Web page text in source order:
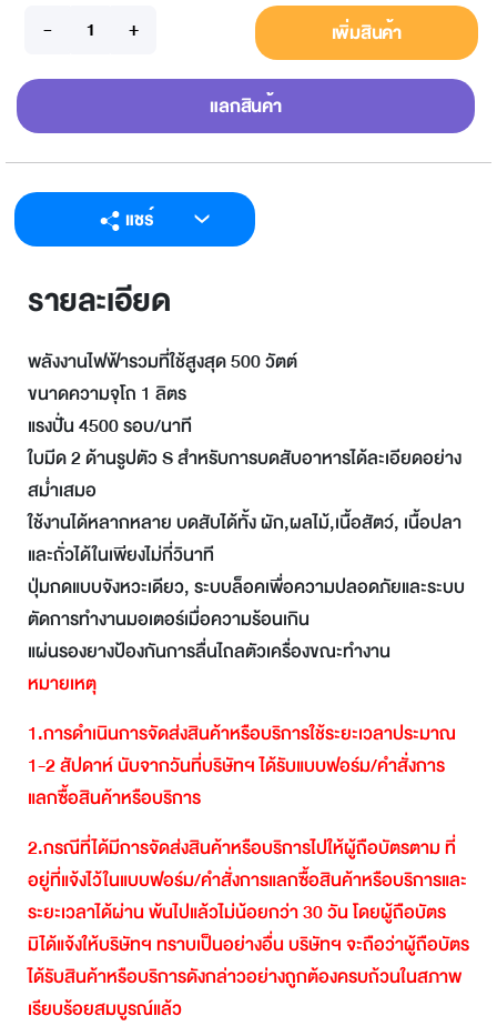
เพิ่มสินค้า
แลกสินค้า
แชร์
Facebook
Email
รายละเอียด
พลังงานไฟฟ้ารวมที่ใช้สูงสุด 500 วัตต์
ขนาดความจุโถ 1 ลิตร
แรงปั่น 4500 รอบ/นาที
ใบมีด 2 ด้านรูปตัว S สำหรับการบดสับอาหารได้ละเอียดอย่าง
สม่ำเสมอ
ใช้งานได้หลากหลาย บดสับได้ทั้ง ผัก,ผลไม้,เนื้อสัตว์, เนื้อปลา
และถั่วได้ในเพียงไม่กี่วินาที
ปุ่มกดแบบจังหวะเดียว, ระบบล็อคเพื่อความปลอดภัยและระบบ
ตัดการทำงานมอเตอร์เมื่อความร้อนเกิน
แผ่นรองยางป้องกันการลื่นไถลตัวเครื่องขณะทำงาน
หมายเหตุ
1.การดำเนินการจัดส่งสินค้าหรือบริการใช้ระยะเวลาประมาณ
1-2สัปดาห์นับจากวันที่บริษัทฯได้รับแบบฟอร์ม/คำสั่งการ
แลกซื้อสินค้าหรือบริการ
2.กรณีที่ได้มีการจัดส่งสินค้าหรือบริการไปให้ผู้ถือบัตรตามที่
อยู่ที่แจ้งไว้ในแบบฟอร์ม/คำสั่งการแลกซื้อสินค้าหรือบริการและ
ระยะเวลาได้ผ่านพ้นไปแล้วไม่น้อยกว่า30วันโดยผู้ถือบัตร
มิได้แจ้งให้บริษัทฯทราบเป็นอย่างอื่นบริษัทฯจะถือว่าผู้ถือบัตร
ได้รับสินค้าหรือบริการดังกล่าวอย่างถูกต้องครบถ้วนในสภาพ
เรียบร้อยสมบูรณ์แล้ว